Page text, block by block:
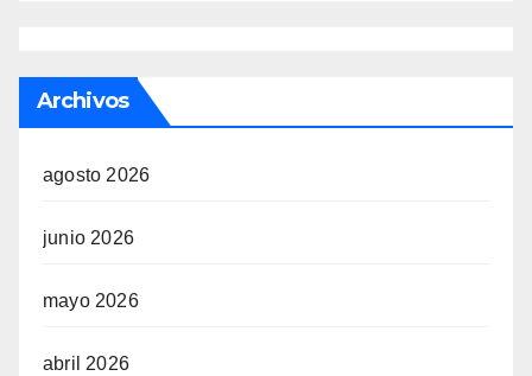
Archivos
agosto 2026
junio 2026
mayo 2026
abril 2026